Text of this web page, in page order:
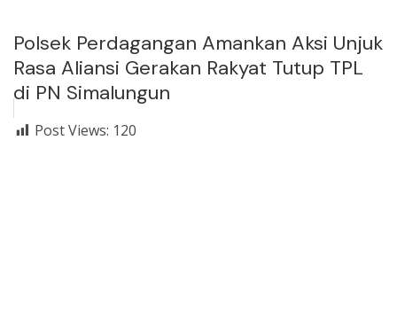
Polsek Perdagangan Amankan Aksi Unjuk
Rasa Aliansi Gerakan Rakyat Tutup TPL
di PN Simalungun
Post Views: 120